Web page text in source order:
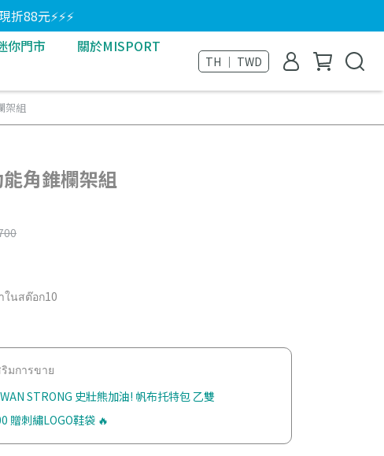
88元⚡⚡⚡
你門市
關於MISPORT
TH ｜ TWD
架組
角錐欄架組
ในสต๊อก10
มการขาย
STRONG 史壯熊加油! 帆布托特包 乙雙
贈刺繡LOGO鞋袋 🔥